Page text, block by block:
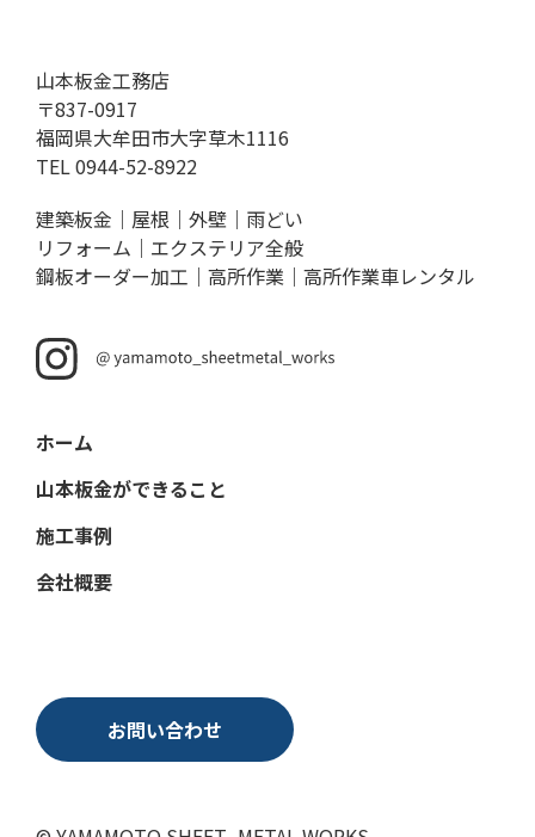
山本板金工務店
〒837-0917
福岡県大牟田市大字草木1116
TEL0944-52-8922
建築板金｜屋根｜外壁｜雨どい
リフォーム｜エクステリア全般
鋼板オーダー加工｜高所作業｜高所作業車レンタル
ホーム
山本板金ができること
施工事例
会社概要
お問い合わせ